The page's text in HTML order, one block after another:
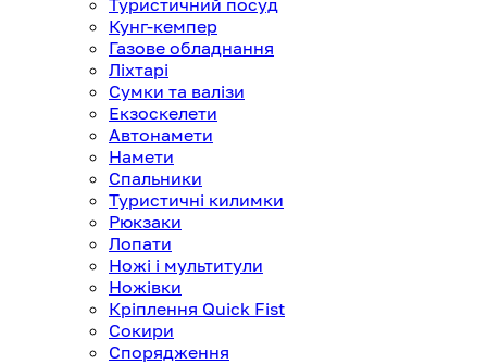
Кунг-кемпер
Газове обладнання
Ліхтарі
Сумки та валізи
Екзоскелети
Автонамети
Намети
Спальники
Туристичні килимки
Рюкзаки
Лопати
Ножі і мультитули
Ножівки
Кріплення Quick Fist
Сокири
Спорядження